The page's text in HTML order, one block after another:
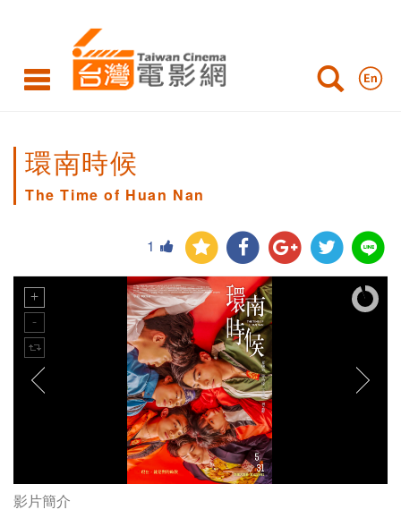
環南時候
The Time of Huan Nan
1
環南時候劇照
影片簡介